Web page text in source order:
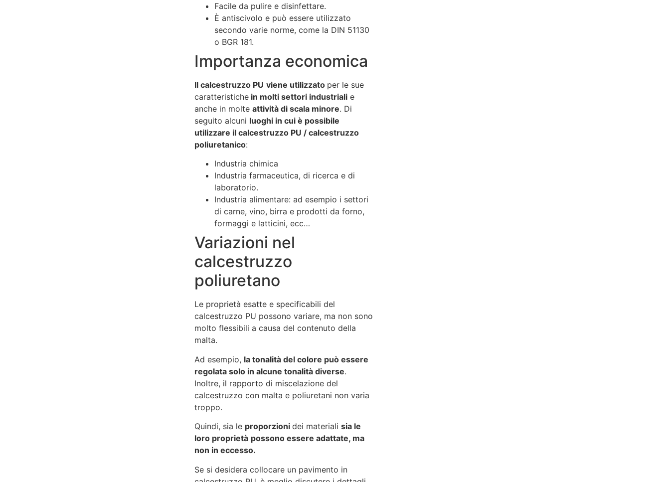
Facile da pulire e disinfettare.
È antiscivolo e può essere utilizzato
secondo varie norme, come la DIN 51130
o BGR 181.
Importanza economica
Il calcestruzzo PU viene utilizzato per le sue
caratteristichein molti settori industrialie
anche in molte attività di scala minore. Di
seguito alcuni luoghi in cui è possibile
utilizzare il calcestruzzo PU / calcestruzzo
poliuretanico:
Industria chimica
Industria farmaceutica, di ricerca e di
laboratorio.
Industria alimentare: ad esempio i settori
di carne, vino, birra e prodotti da forno,
formaggi e latticini, ecc…
Variazioni nel
calcestruzzo
poliuretano
Le proprietà esatte e specificabili del
calcestruzzo PU possono variare, ma non sono
molto flessibili a causa del contenuto della
malta.
Ad esempio, la tonalità del colore può essere
regolata solo in alcune tonalità diverse.
Inoltre, il rapporto di miscelazione del
calcestruzzo con malta e poliuretani non varia
troppo.
Quindi, sia le proporzioni dei materiali sia le
loro proprietà possono essere adattate, ma
non in eccesso.
Se si desidera collocare un pavimento in